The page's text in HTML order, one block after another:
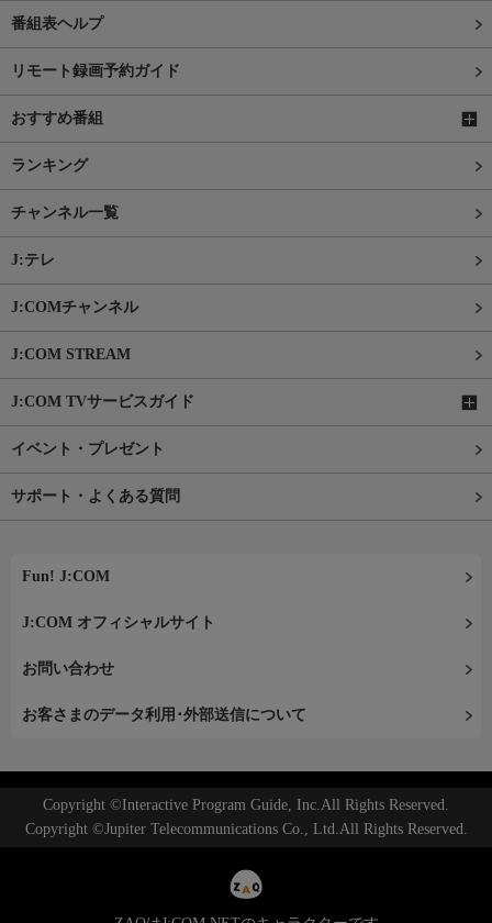
番組表ヘルプ
リモート録画予約ガイド
おすすめ番組
ランキング
チャンネル一覧
J:テレ
J:COMチャンネル
J:COM STREAM
J:COM TVサービスガイド
イベント・プレゼント
サポート・よくある質問
Fun! J:COM
J:COM オフィシャルサイト
お問い合わせ
お客さまのデータ利用･外部送信について
Copyright ©Interactive Program Guide, Inc.All Rights Reserved.
Copyright ©Jupiter Telecommunications Co., Ltd.All Rights Reserved.